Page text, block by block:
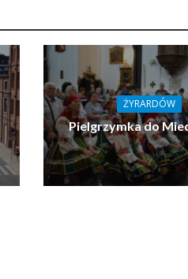
ŻYRARDÓW
Pielgrzymka do